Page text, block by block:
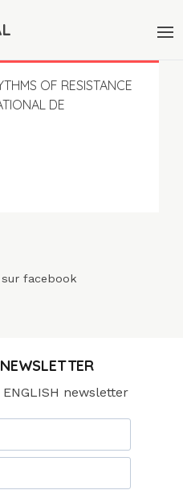
OF RESISTANCE
DE
sur facebook
newsletter